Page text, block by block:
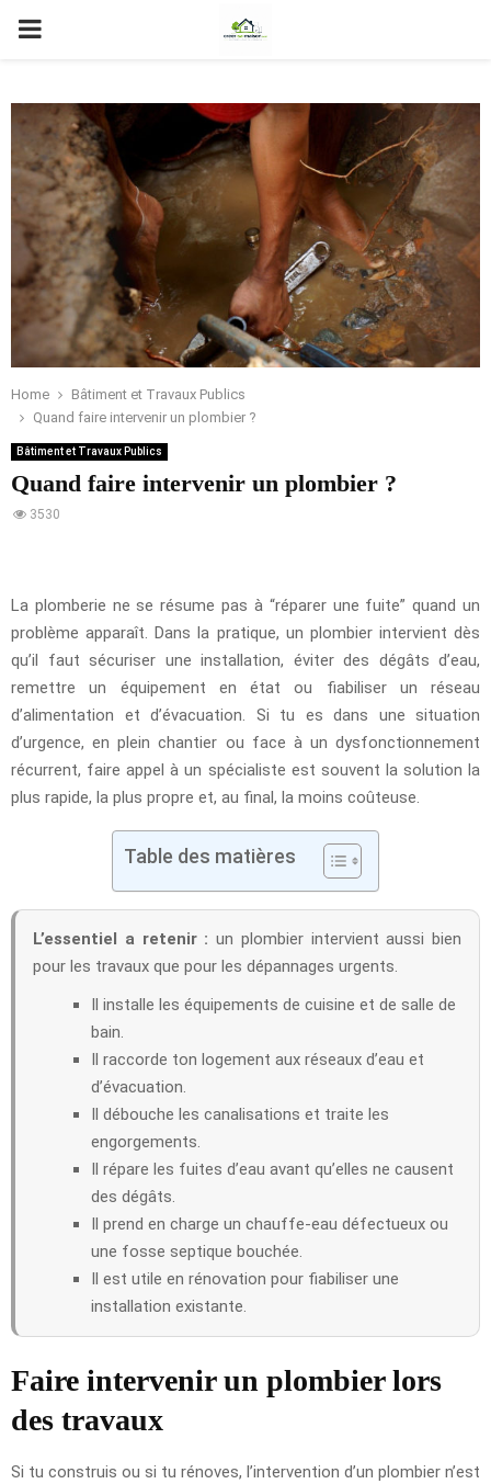
PRIMARY
Home
Bâtiment et Travaux Publics
Quand faire intervenir un plombier ?
Bâtiment et Travaux Publics
Quand faire intervenir un plombier ?
3530
La plomberie ne se résume pas à “réparer une fuite” quand un
problème apparaît. Dans la pratique, un plombier intervient dès
qu’il faut sécuriser une installation, éviter des dégâts d’eau,
remettre un équipement en état ou fiabiliser un réseau
d’alimentation et d’évacuation. Si tu es dans une situation
d’urgence, en plein chantier ou face à un dysfonctionnement
récurrent, faire appel à un spécialiste est souvent la solution la
plus rapide, la plus propre et, au final, la moins coûteuse.
Table des matières
L’essentiel a retenir : un plombier intervient aussi bien
pour les travaux que pour les dépannages urgents.
Il installe les équipements de cuisine et de salle de
bain.
Il raccorde ton logement aux réseaux d’eau et
d’évacuation.
Il débouche les canalisations et traite les
engorgements.
Il répare les fuites d’eau avant qu’elles ne causent
des dégâts.
Il prend en charge un chauffe-eau défectueux ou
une fosse septique bouchée.
Il est utile en rénovation pour fiabiliser une
installation existante.
Faire intervenir un plombier lors
des travaux
Si tu construis ou si tu rénoves, l’intervention d’un plombier n’est